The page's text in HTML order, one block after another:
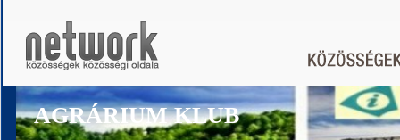
AGRÁRIUM KLUB